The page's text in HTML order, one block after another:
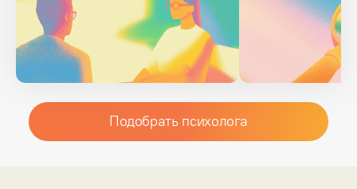
Подобрать психолога